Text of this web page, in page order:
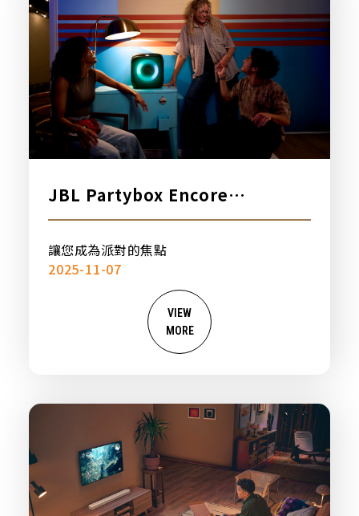
JBL Partybox Encore
Essential 2 可攜式派對燈光藍牙
喇叭，新品上市
讓您成為派對的焦點
2025-11-07
VIEW
MORE